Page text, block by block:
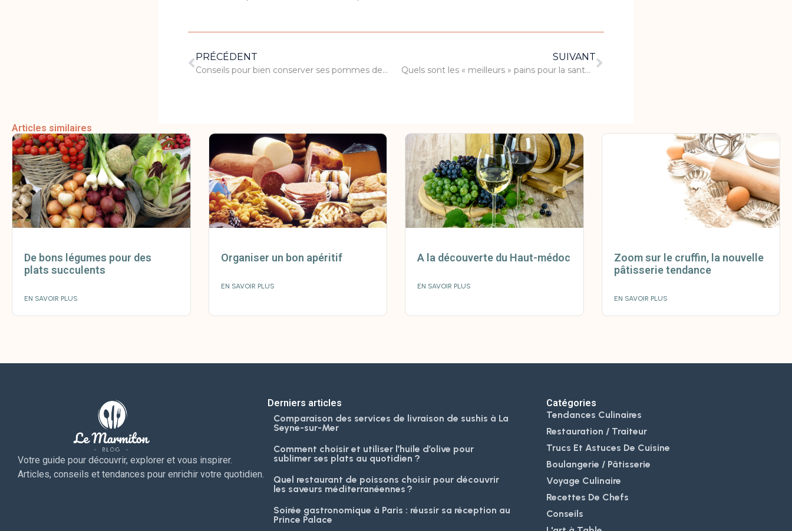
PRÉCÉDENT
Conseils pour bien conserver ses pommes de terre
SUIVANT
Quels sont les « meilleurs » pains pour la santé ?
Articles similaires
De bons légumes pour des
plats succulents
EN SAVOIR PLUS
Organiser un bon apéritif
EN SAVOIR PLUS
A la découverte du Haut-médoc
EN SAVOIR PLUS
Zoom sur le cruffin, la nouvelle
pâtisserie tendance
EN SAVOIR PLUS
Votre guide pour découvrir, explorer et vous inspirer.
Articles, conseils et tendances pour enrichir votre quotidien.
Derniers articles
Comparaison des services de livraison de sushis à La
Seyne-sur-Mer
Comment choisir et utiliser l’huile d’olive pour
sublimer ses plats au quotidien ?
Quel restaurant de poissons choisir pour découvrir
les saveurs méditerranéennes ?
Soirée gastronomique à Paris : réussir sa réception au
Prince Palace
Catégories
Tendances Culinaires
Restauration / Traiteur
Trucs Et Astuces De Cuisine
Boulangerie / Pâtisserie
Voyage Culinaire
Recettes De Chefs
Conseils